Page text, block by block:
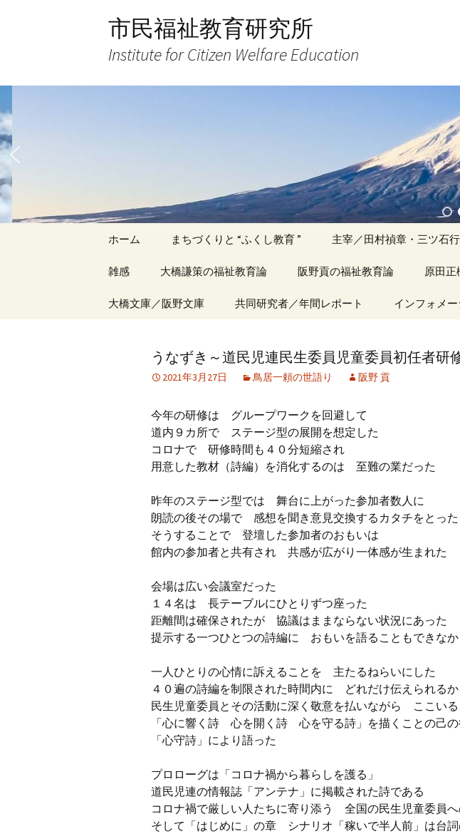
ス
キ
ッ
市民福祉教育研究所
Institute for Citizen Welfare Education
ホーム まちづくりと “ふくし教育 ” 主宰／田村禎章・三ツ石
雑感
アーカイブ（１）
記事（51）～
アーカイブ（４）
アーカイブ（５）
大橋謙策の福祉教育論
アーカイブ（１）
論文
アーカイブ（４）
講演録
アーカイブ（５）
阪野貢の福祉教育論
アーカイブ（１）
ブックレット
アーカイブ（４）
社会福祉セミナー
アーカイブ（５）
原田正
アーカ
学位論
アーカ
大橋文庫／阪野文庫 共同研究者／年間レポート インフォメ
うなずき～道民児連民生委員児童委員初任者研
2021年3月27日 鳥居一頼の世語り 阪野 貢
今年の研修は グループワークを回避して
道内９カ所で ステージ型の展開を想定した
コロナで 研修時間も４０分短縮され
用意した教材（詩編）を消化するのは 至難の業だった
昨年のステージ型では 舞台に上がった参加者数人に
朗読の後その場で 感想を聞き意見交換するカタチをとった
そうすることで 登壇した参加者のおもいは
館内の参加者と共有され 共感が広がり一体感が生まれた
会場は広い会議室だった
１４名は 長テーブルにひとりずつ座った
距離間は確保されたが 協議はままならない状況にあった
提示する一つひとつの詩編に おもいを語ることもできなか
一人ひとりの心情に訴えることを 主たるねらいにした
４０遍の詩編を制限された時間内に どれだけ伝えられる
民生児童委員とその活動に深く敬意を払いながら ここいる
「心に響く詩 心を開く詩 心を守る詩」を描くことの己の
「心守詩」により語った
プロローグは「コロナ禍から暮らしを護る」
道民児連の情報誌「アンテナ」に掲載された詩である
コロナ禍で厳しい人たちに寄り添う 全国の民生児童委員
そして「はじめに」の章 シナリオ「稼いで半人前」は台